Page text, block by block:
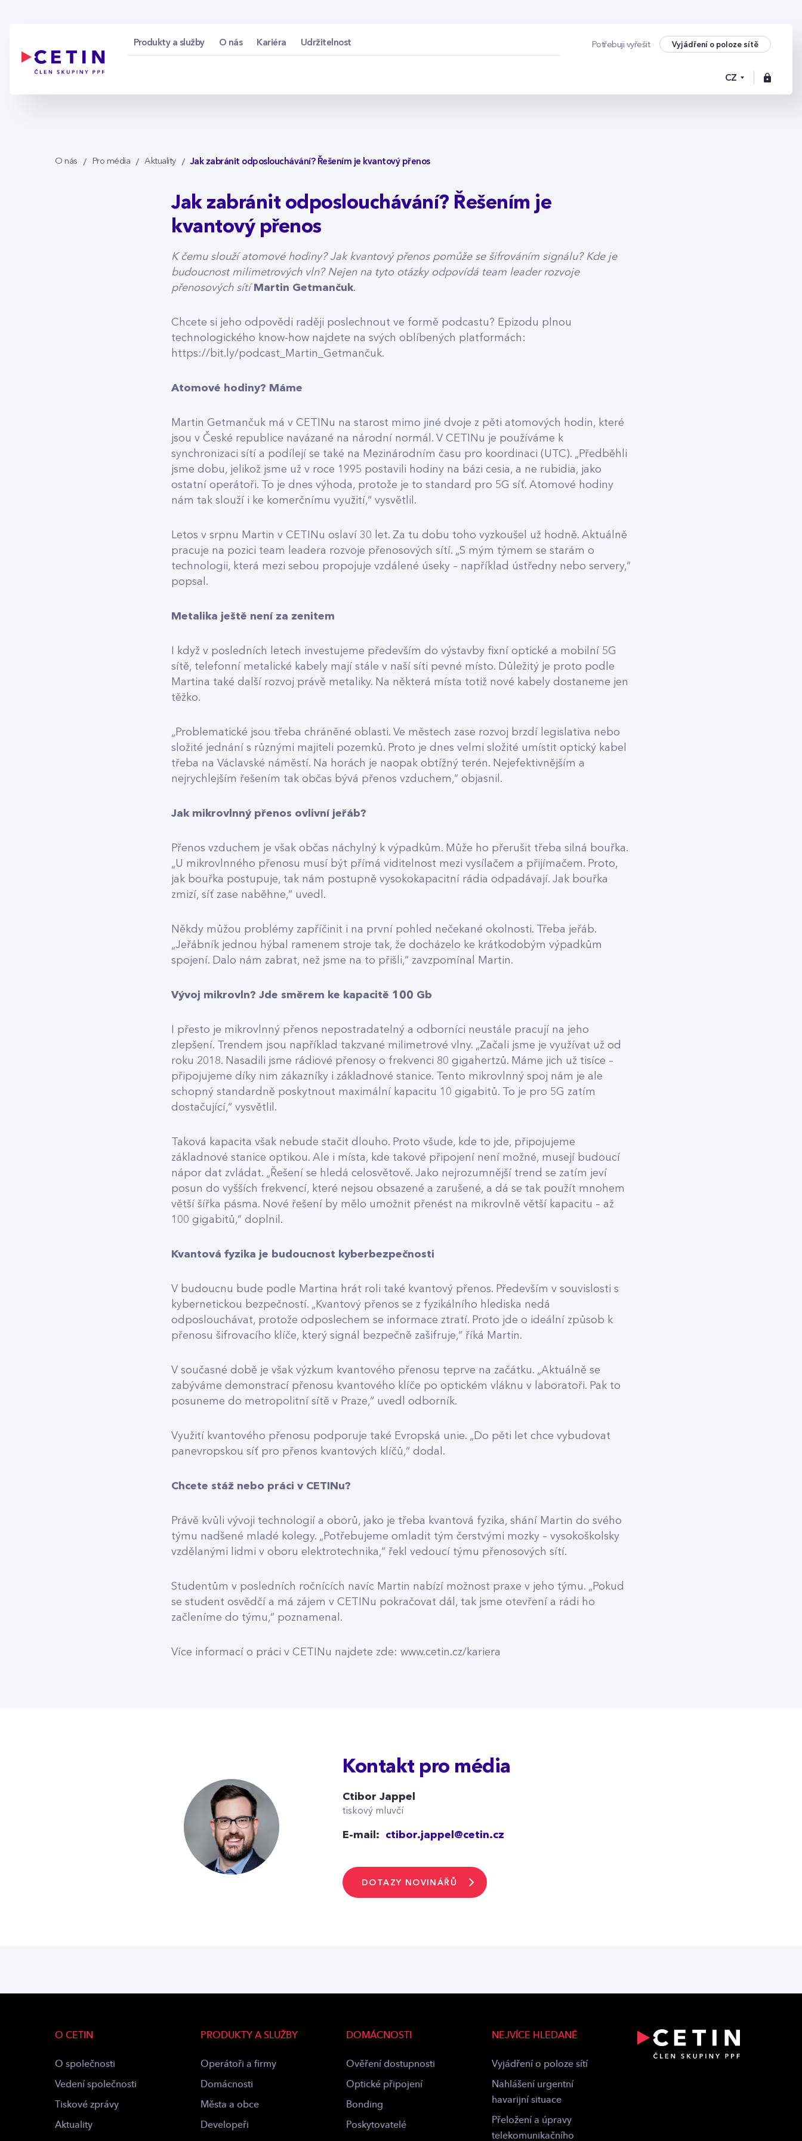
Produkty a služby O nás Kariéra Udržitelnost Potřebuji vyřešit Vyjádření o poloze sítě
CZ
O nás Pro média Aktuality Jak zabránit odposlouchávání? Řešením je kvantový přenos
Jak zabránit odposlouchávání? Řešením je
kvantový přenos
K čemu slouží atomové hodiny? Jak kvantový přenos pomůže se šifrováním signálu? Kde je
budoucnost milimetrových vln? Nejen na tyto otázky odpovídá team leader rozvoje
přenosových sítí Martin Getmančuk.
Chcete si jeho odpovědi raději poslechnout ve formě podcastu? Epizodu plnou
technologického know-how najdete na svých oblíbených platformách:
https://bit.ly/podcast_Martin_Getmančuk.
Atomové hodiny? Máme
Martin Getmančuk má v CETINu na starost mimo jiné dvoje z pěti atomových hodin, které
jsou v České republice navázané na národní normál. V CETINu je používáme k
synchronizaci sítí a podílejí se také na Mezinárodním času pro koordinaci (UTC). „Předběhli
jsme dobu, jelikož jsme už v roce 1995 postavili hodiny na bázi cesia, a ne rubidia, jako
ostatní operátoři. To je dnes výhoda, protože je to standard pro 5G síť. Atomové hodiny
nám tak slouží i ke komerčnímu využití,“ vysvětlil.
Letos v srpnu Martin v CETINu oslaví 30 let. Za tu dobu toho vyzkoušel už hodně. Aktuálně
pracuje na pozici team leadera rozvoje přenosových sítí. „S mým týmem se starám o
technologii, která mezi sebou propojuje vzdálené úseky – například ústředny nebo servery,“
popsal.
Metalika ještě není za zenitem
I když v posledních letech investujeme především do výstavby fixní optické a mobilní 5G
sítě, telefonní metalické kabely mají stále v naší síti pevné místo. Důležitý je proto podle
Martina také další rozvoj právě metaliky. Na některá místa totiž nové kabely dostaneme jen
těžko.
„Problematické jsou třeba chráněné oblasti. Ve městech zase rozvoj brzdí legislativa nebo
složité jednání s různými majiteli pozemků. Proto je dnes velmi složité umístit optický kabel
třeba na Václavské náměstí. Na horách je naopak obtížný terén. Nejefektivnějším a
nejrychlejším řešením tak občas bývá přenos vzduchem,“ objasnil.
Jak mikrovlnný přenos ovlivní jeřáb?
Přenos vzduchem je však občas náchylný k výpadkům. Může ho přerušit třeba silná bouřka.
„U mikrovlnného přenosu musí být přímá viditelnost mezi vysílačem a přijímačem. Proto,
jak bouřka postupuje, tak nám postupně vysokokapacitní rádia odpadávají. Jak bouřka
zmizí, síť zase naběhne,“ uvedl.
Někdy můžou problémy zapříčinit i na první pohled nečekané okolnosti. Třeba jeřáb.
„Jeřábník jednou hýbal ramenem stroje tak, že docházelo ke krátkodobým výpadkům
spojení. Dalo nám zabrat, než jsme na to přišli,“ zavzpomínal Martin.
Vývoj mikrovln? Jde směrem ke kapacitě 100 Gb
I přesto je mikrovlnný přenos nepostradatelný a odborníci neustále pracují na jeho
zlepšení. Trendem jsou například takzvané milimetrové vlny. „Začali jsme je využívat už od
roku 2018. Nasadili jsme rádiové přenosy o frekvenci 80 gigahertzů. Máme jich už tisíce –
připojujeme díky nim zákazníky i základnové stanice. Tento mikrovlnný spoj nám je ale
schopný standardně poskytnout maximální kapacitu 10 gigabitů. To je pro 5G zatím
dostačující,“ vysvětlil.
Taková kapacita však nebude stačit dlouho. Proto všude, kde to jde, připojujeme
základnové stanice optikou. Ale i místa, kde takové připojení není možné, musejí budoucí
nápor dat zvládat. „Řešení se hledá celosvětově. Jako nejrozumnější trend se zatím jeví
posun do vyšších frekvencí, které nejsou obsazené a zarušené, a dá se tak použít mnohem
větší šířka pásma. Nové řešení by mělo umožnit přenést na mikrovlně větší kapacitu – až
100 gigabitů,“ doplnil.
Kvantová fyzika je budoucnost kyberbezpečnosti
V budoucnu bude podle Martina hrát roli také kvantový přenos. Především v souvislosti s
kybernetickou bezpečností. „Kvantový přenos se z fyzikálního hlediska nedá
odposlouchávat, protože odposlechem se informace ztratí. Proto jde o ideální způsob k
přenosu šifrovacího klíče, který signál bezpečně zašifruje,“ říká Martin.
V současné době je však výzkum kvantového přenosu teprve na začátku. „Aktuálně se
zabýváme demonstrací přenosu kvantového klíče po optickém vláknu v laboratoři. Pak to
posuneme do metropolitní sítě v Praze,“ uvedl odborník.
Využití kvantového přenosu podporuje také Evropská unie. „Do pěti let chce vybudovat
panevropskou síť pro přenos kvantových klíčů,“ dodal.
Chcete stáž nebo práci v CETINu?
Právě kvůli vývoji technologií a oborů, jako je třeba kvantová fyzika, shání Martin do svého
týmu nadšené mladé kolegy. „Potřebujeme omladit tým čerstvými mozky – vysokoškolsky
vzdělanými lidmi v oboru elektrotechnika,“ řekl vedoucí týmu přenosových sítí.
Studentům v posledních ročnících navíc Martin nabízí možnost praxe v jeho týmu. „Pokud
se student osvědčí a má zájem v CETINu pokračovat dál, tak jsme otevření a rádi ho
začleníme do týmu,“ poznamenal.
Více informací o práci v CETINu najdete zde: www.cetin.cz/kariera
Kontakt pro média
Ctibor Jappel
tiskový mluvčí
E-mail: ctibor.jappel@cetin.cz
DOTAZY NOVINÁŘŮ
O CETIN
O společnosti
Vedení společnosti
Tiskové zprávy
Aktuality
PRODUKTY A SLUŽBY
Operátoři a firmy
Domácnosti
Města a obce
Developeři
DOMÁCNOSTI
Ověření dostupnosti
Optické připojení
Bonding
Poskytovatelé
NEJVÍCE HLEDANÉ
Vyjádření o poloze sítí
Nahlášení urgentní
havarijní situace
Přeložení a úpravy
telekomunikačního